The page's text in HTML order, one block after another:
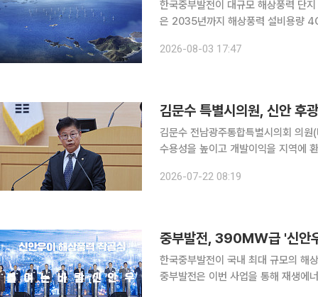
한국중부발전이 대규모 해상풍력 단
은 2035년까지 해상풍력 설비용량
있다. 가장 주목받는 앵커 사업은
2026-08-03 17:47
김문수 특별시의원, 신안 후
김문수 전남광주통합특별시의회 의
수용성을 높이고 개발이익을 지역에 환원
지역주민들이 쉽게 참여할 수 없었던
2026-07-22 08:19
중부발전, 390MW급 '신안
한국중부발전이 국내 최대 규모의 해
중부발전은 이번 사업을 통해 재생에